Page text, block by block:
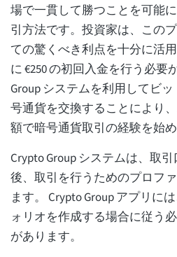
場で一貫して勝つことを可能
引方法です。投資家は、この
ての驚くべき利点を十分に活
に €250 の初回入金を行う必要
Group システムを利用してビ
号通貨を交換することにより
額で暗号通貨取引の経験を始
Crypto Group システムは、取
後、取引を行うためのプロフ
ます。 Crypto Group アプリに
ォリオを作成する場合に従う
があります。